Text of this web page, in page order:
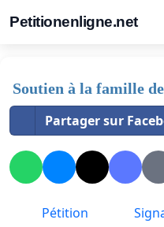
Petitionenligne.net
Soutien à la famille
Partager sur
Pétition